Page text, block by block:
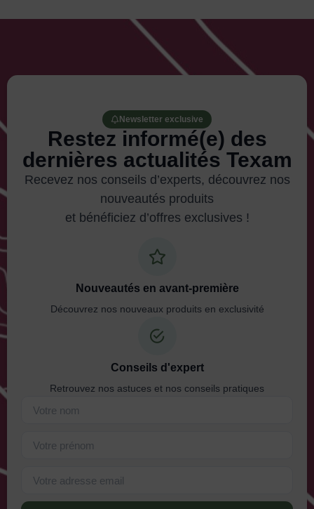
Newsletter exclusive
Restez informé(e) des
dernières actualités Texam
Recevez nos conseils d’experts, découvrez nos
nouveautés produits
et bénéficiez d’offres exclusives !
Nouveautés en avant-première
Découvrez nos nouveaux produits en exclusivité
Conseils d'expert
Retrouvez nos astuces et nos conseils pratiques